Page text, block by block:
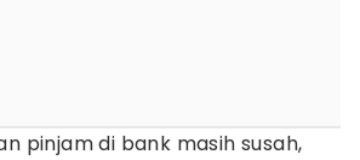
pinjam di bank masih susah,